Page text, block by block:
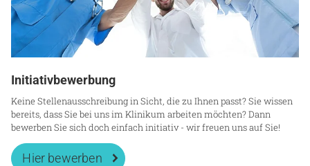
Initiativbewerbung
Keine Stellenausschreibung in Sicht, die zu Ihnen passt? Sie wissen
bereits, dass Sie bei uns im Klinikum arbeiten möchten? Dann
bewerben Sie sich doch einfach initiativ - wir freuen uns auf Sie!
Hier bewerben